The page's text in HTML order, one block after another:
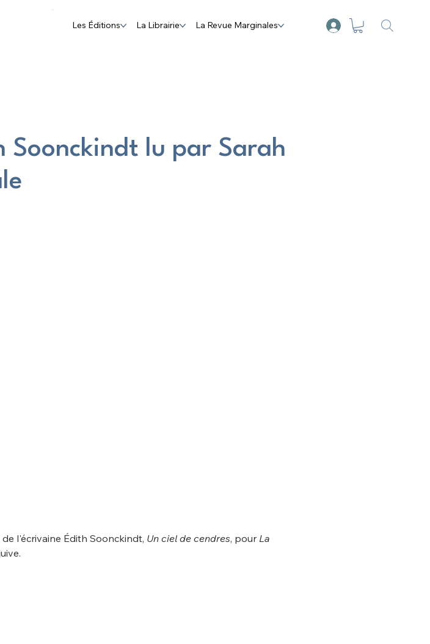
Les Éditions La Librairie La Revue Marginales
Soonckindt lu par Sarah
l'écrivaine Édith Soonckindt, Un ciel de cendres, pour La